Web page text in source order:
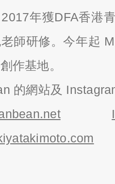
年獲DFA香港
師研修。今年起
作基地。
的網站及